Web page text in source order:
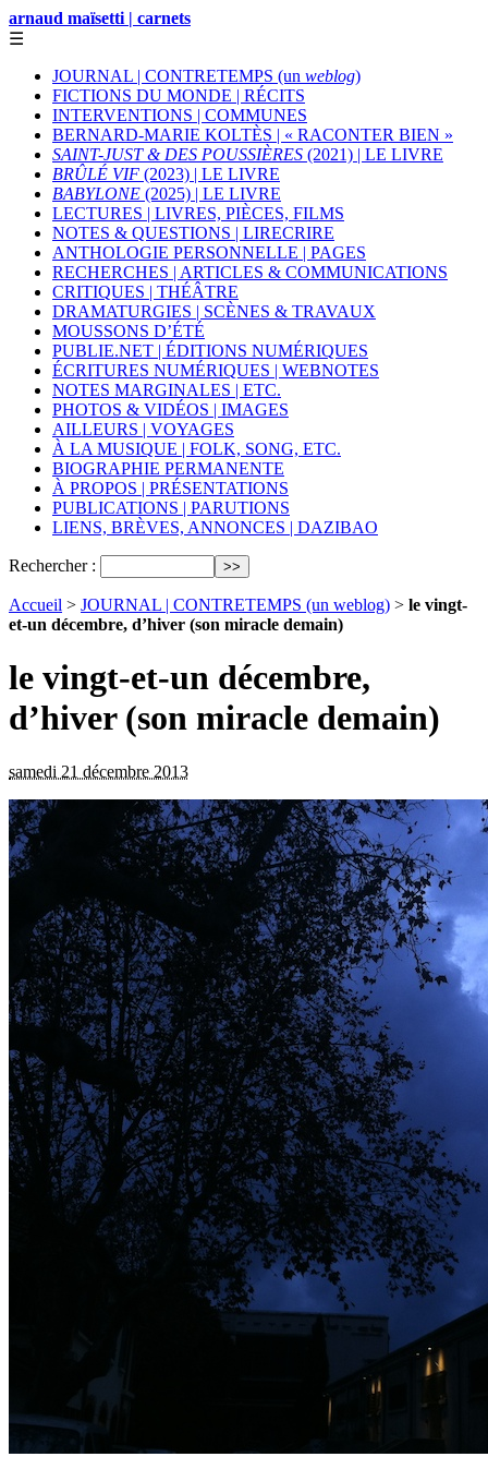
arnaud maïsetti | carnets
☰
JOURNAL | CONTRETEMPS (un weblog)
FICTIONS DU MONDE | RÉCITS
INTERVENTIONS | COMMUNES
BERNARD-MARIE KOLTÈS | « RACONTER BIEN »
SAINT-JUST & DES POUSSIÈRES (2021) | LE LIVRE
BRÛLÉ VIF (2023) | LE LIVRE
BABYLONE (2025) | LE LIVRE
LECTURES | LIVRES, PIÈCES, FILMS
NOTES & QUESTIONS | LIRECRIRE
ANTHOLOGIE PERSONNELLE | PAGES
RECHERCHES | ARTICLES & COMMUNICATIONS
CRITIQUES | THÉÂTRE
DRAMATURGIES | SCÈNES & TRAVAUX
MOUSSONS D’ÉTÉ
PUBLIE.NET | ÉDITIONS NUMÉRIQUES
ÉCRITURES NUMÉRIQUES | WEBNOTES
NOTES MARGINALES | ETC.
PHOTOS & VIDÉOS | IMAGES
AILLEURS | VOYAGES
À LA MUSIQUE | FOLK, SONG, ETC.
BIOGRAPHIE PERMANENTE
À PROPOS | PRÉSENTATIONS
PUBLICATIONS | PARUTIONS
LIENS, BRÈVES, ANNONCES | DAZIBAO
Rechercher :
Accueil > JOURNAL | CONTRETEMPS (un weblog) > le vingt-
et-un décembre, d’hiver (son miracle demain)
le vingt-et-un décembre,
d’hiver (son miracle demain)
samedi 21 décembre 2013